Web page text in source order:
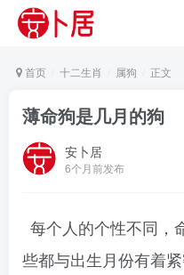
首页 十二生肖 属狗 正文
薄命狗是几月的狗
安卜居
6个月前发布
每个人的个性不同，
些都与出生月份有着